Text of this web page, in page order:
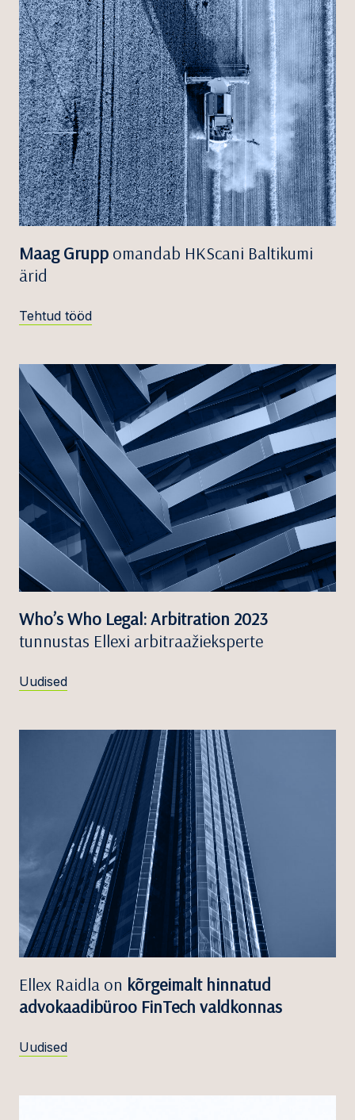
Maag Grupp omandab HKScani Baltikumi
ärid
Tehtud tööd
Who’s Who Legal: Arbitration 2023
tunnustas Ellexi arbitraažieksperte
Uudised
Ellex Raidla on kõrgeimalt hinnatud
advokaadibüroo FinTech valdkonnas
Uudised